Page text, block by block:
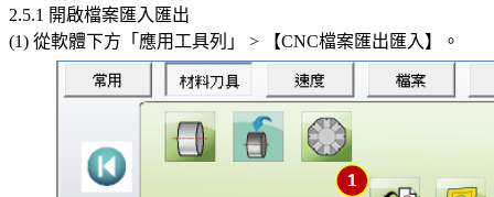
2.5.1 開啟檔案匯入匯出
(1) 從軟體下方「應用工具列」 > 【CNC檔案匯出匯入】。